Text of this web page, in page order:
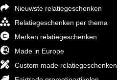
Nieuwste relatiegeschenken
Relatiegeschenken per thema
Merken relatiegeschenken
Made in Europe
Custom made relatiegeschenken